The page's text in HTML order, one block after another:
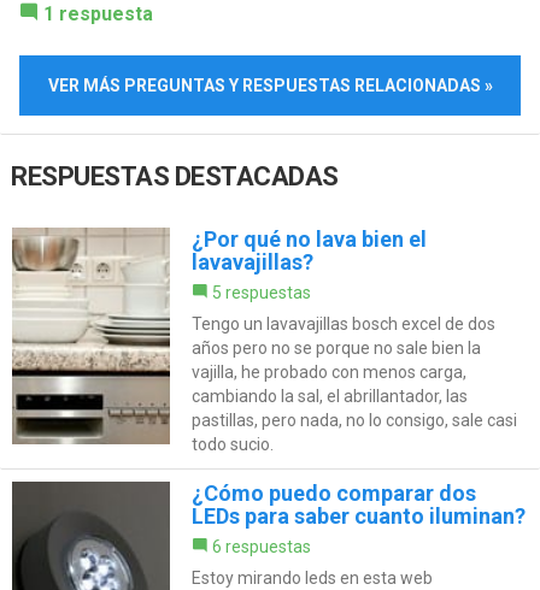
1 respuesta
VER MÁS PREGUNTAS Y RESPUESTAS RELACIONADAS »
RESPUESTAS DESTACADAS
¿Por qué no lava bien el
lavavajillas?
5 respuestas
Tengo un lavavajillas bosch excel de dos
años pero no se porque no sale bien la
vajilla, he probado con menos carga,
cambiando la sal, el abrillantador, las
pastillas, pero nada, no lo consigo, sale casi
todo sucio.
¿Cómo puedo comparar dos
LEDs para saber cuanto iluminan?
6 respuestas
Estoy mirando leds en esta web